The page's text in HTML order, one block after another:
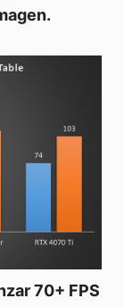
70+ FPS